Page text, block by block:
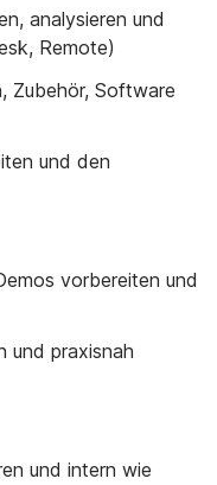
analysieren und
Remote)
Zubehör, Software
und den
vorbereiten und
und praxisnah
und intern wie